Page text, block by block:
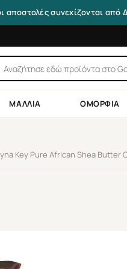
αποστολές συνεχίζονται
ΜΑΛΛΙΆ ΟΜΟΡΦΙΆ
Key Pure African Shea Butter